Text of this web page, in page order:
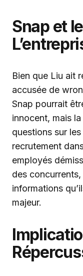
Snap et
Bien que Liu ait
accusée de
Snap pourrait
innocent, mais
questions sur
recrutement
employés
des concurrents,
informations
majeur.